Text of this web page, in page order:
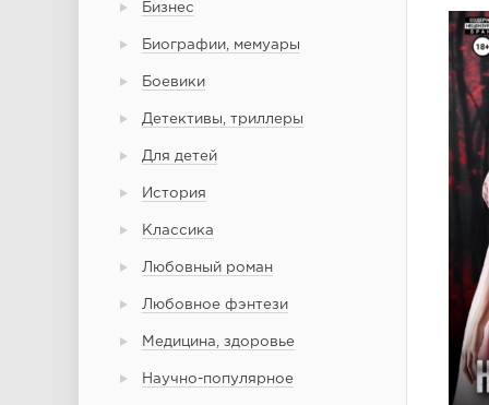
Бизнес
Биографии, мемуары
Боевики
Детективы, триллеры
Для детей
История
Классика
Любовный роман
Любовное фэнтези
Медицина, здоровье
Научно-популярное